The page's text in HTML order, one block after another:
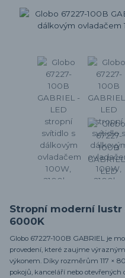
Stropní moderní lustr
6000K
Globo 67227-100B GABRIEL je
provedení, které zaujme
výkonem. Díky rozměrům 117 ×
pokojů, kanceláří nebo otevřených